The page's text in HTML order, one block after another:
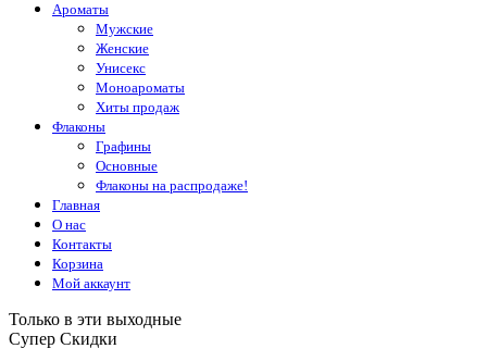
Ароматы
Мужские
Женские
Унисекс
Моноароматы
Хиты продаж
Флаконы
Графины
Основные
Флаконы на распродаже!
Главная
О нас
Контакты
Корзина
Мой аккаунт
Только в эти выходные
Супер Скидки